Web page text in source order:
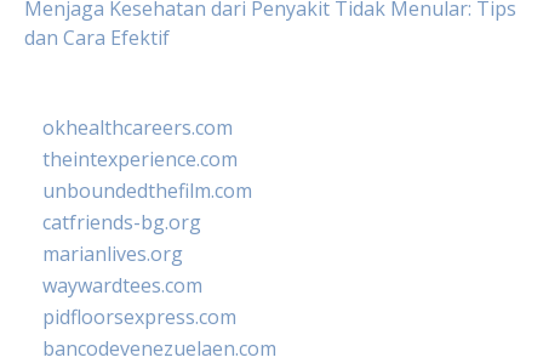
Menjaga Kesehatan dari Penyakit Tidak Menular: Tips
dan Cara Efektif
okhealthcareers.com
theintexperience.com
unboundedthefilm.com
catfriends-bg.org
marianlives.org
waywardtees.com
pidfloorsexpress.com
bancodevenezuelaen.com